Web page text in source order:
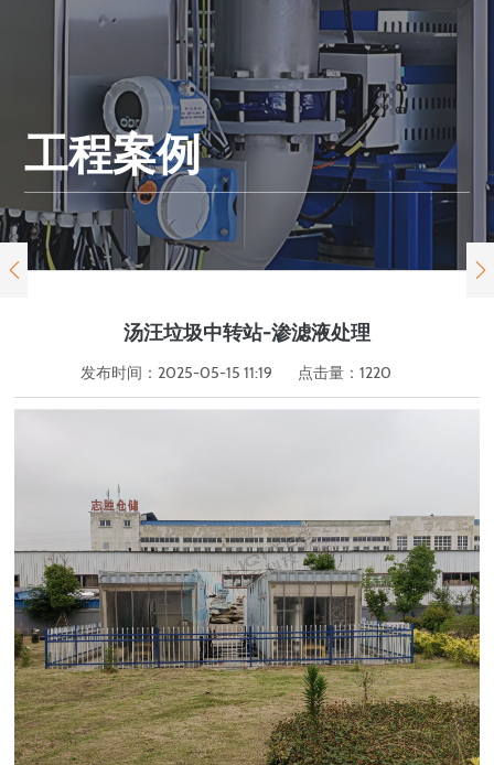
工程案例
 
汤汪垃圾中转站-渗滤液处理
发布时间：2025-05-15 11:19 点击量： 1220